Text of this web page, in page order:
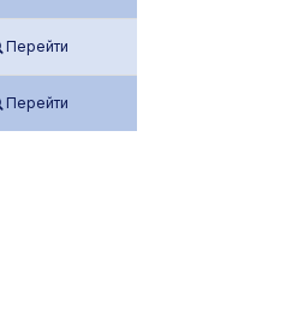
Перейти
Перейти